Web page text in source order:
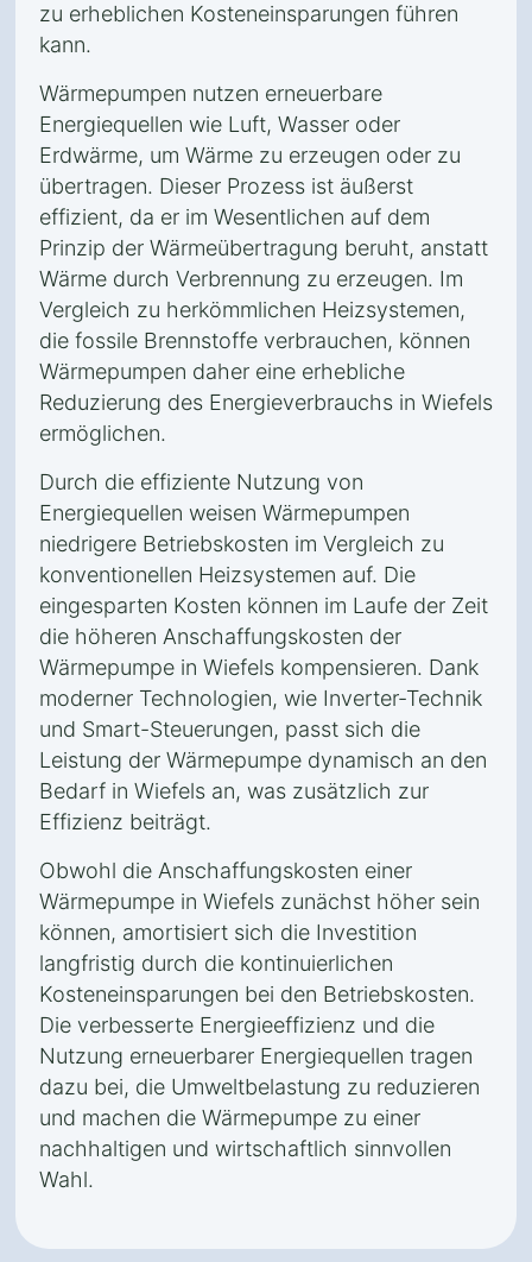
zu erheblichen Kosteneinsparungen führen
kann.
Wärmepumpen nutzen erneuerbare
Energiequellen wie Luft, Wasser oder
Erdwärme, um Wärme zu erzeugen oder zu
übertragen. Dieser Prozess ist äußerst
effizient, da er im Wesentlichen auf dem
Prinzip der Wärmeübertragung beruht, anstatt
Wärme durch Verbrennung zu erzeugen. Im
Vergleich zu herkömmlichen Heizsystemen,
die fossile Brennstoffe verbrauchen, können
Wärmepumpen daher eine erhebliche
Reduzierung des Energieverbrauchs in Wiefels
ermöglichen.
Durch die effiziente Nutzung von
Energiequellen weisen Wärmepumpen
niedrigere Betriebskosten im Vergleich zu
konventionellen Heizsystemen auf. Die
eingesparten Kosten können im Laufe der Zeit
die höheren Anschaffungskosten der
Wärmepumpe in Wiefels kompensieren. Dank
moderner Technologien, wie Inverter-Technik
und Smart-Steuerungen, passt sich die
Leistung der Wärmepumpe dynamisch an den
Bedarf in Wiefels an, was zusätzlich zur
Effizienz beiträgt.
Obwohl die Anschaffungskosten einer
Wärmepumpe in Wiefels zunächst höher sein
können, amortisiert sich die Investition
langfristig durch die kontinuierlichen
Kosteneinsparungen bei den Betriebskosten.
Die verbesserte Energieeffizienz und die
Nutzung erneuerbarer Energiequellen tragen
dazu bei, die Umweltbelastung zu reduzieren
und machen die Wärmepumpe zu einer
nachhaltigen und wirtschaftlich sinnvollen
Wahl.